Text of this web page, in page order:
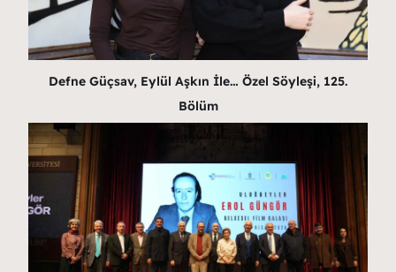
Defne Güçsav, Eylül Aşkın İle… Özel Söyleşi, 125.
Bölüm